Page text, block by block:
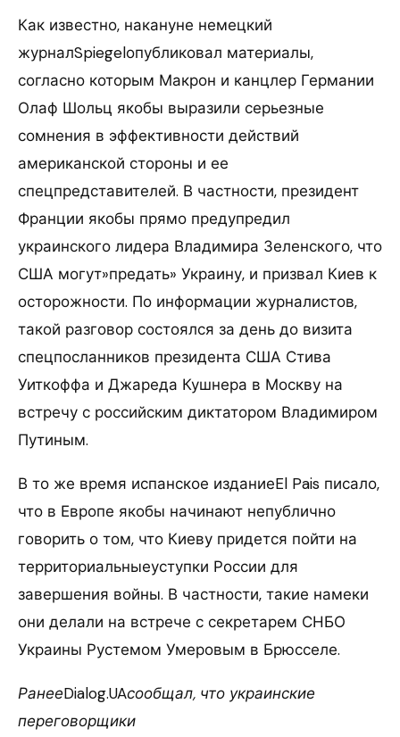
Как известно, накануне немецкий
журналSpiegelопубликовал материалы,
согласно которым Макрон и канцлер Германии
Олаф Шольц якобы выразили серьезные
сомнения в эффективности действий
американской стороны и ее
спецпредставителей. В частности, президент
Франции якобы прямо предупредил
украинского лидера Владимира Зеленского, что
США могут»предать» Украину, и призвал Киев к
осторожности. По информации журналистов,
такой разговор состоялся за день до визита
спецпосланников президента США Стива
Уиткоффа и Джареда Кушнера в Москву на
встречу с российским диктатором Владимиром
Путиным.
В то же время испанское изданиеEl Pais писало,
что в Европе якобы начинают непублично
говорить о том, что Киеву придется пойти на
территориальныеуступки России для
завершения войны. В частности, такие намеки
они делали на встрече с секретарем СНБО
Украины Рустемом Умеровым в Брюсселе.
РанееDialog.UAсообщал, что украинские
переговорщики